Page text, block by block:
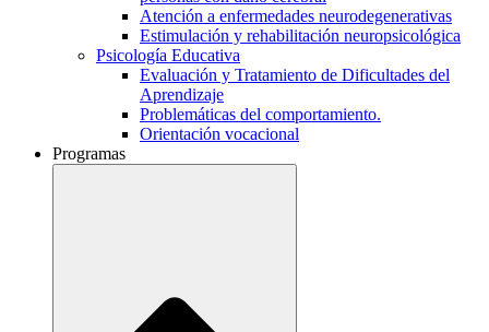
Atención a enfermedades neurodegenerativas
Estimulación y rehabilitación neuropsicológica
Psicología Educativa
Evaluación y Tratamiento de Dificultades del
Aprendizaje
Problemáticas del comportamiento.
Orientación vocacional
Programas